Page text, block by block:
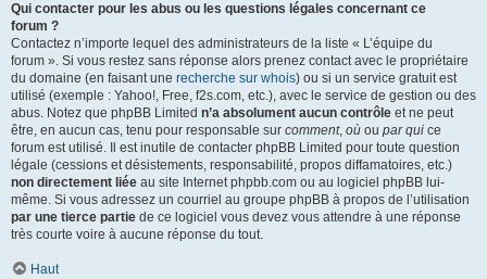
Qui contacter pour les abus ou les questions légales concernant ce
forum ?
Contactez n’importe lequel des administrateurs de la liste « L’équipe du
forum ». Si vous restez sans réponse alors prenez contact avec le propriétaire
du domaine (en faisant une recherche sur whois) ou si un service gratuit est
utilisé (exemple : Yahoo!, Free, f2s.com, etc.), avec le service de gestion ou des
abus. Notez que phpBB Limited n’a absolument aucun contrôle et ne peut
être, en aucun cas, tenu pour responsable sur comment, où ou par qui ce
forum est utilisé. Il est inutile de contacter phpBB Limited pour toute question
légale (cessions et désistements, responsabilité, propos diffamatoires, etc.)
non directement liée au site Internet phpbb.com ou au logiciel phpBB lui-
même. Si vous adressez un courriel au groupe phpBB à propos de l’utilisation
par une tierce partie de ce logiciel vous devez vous attendre à une réponse
très courte voire à aucune réponse du tout.
Haut